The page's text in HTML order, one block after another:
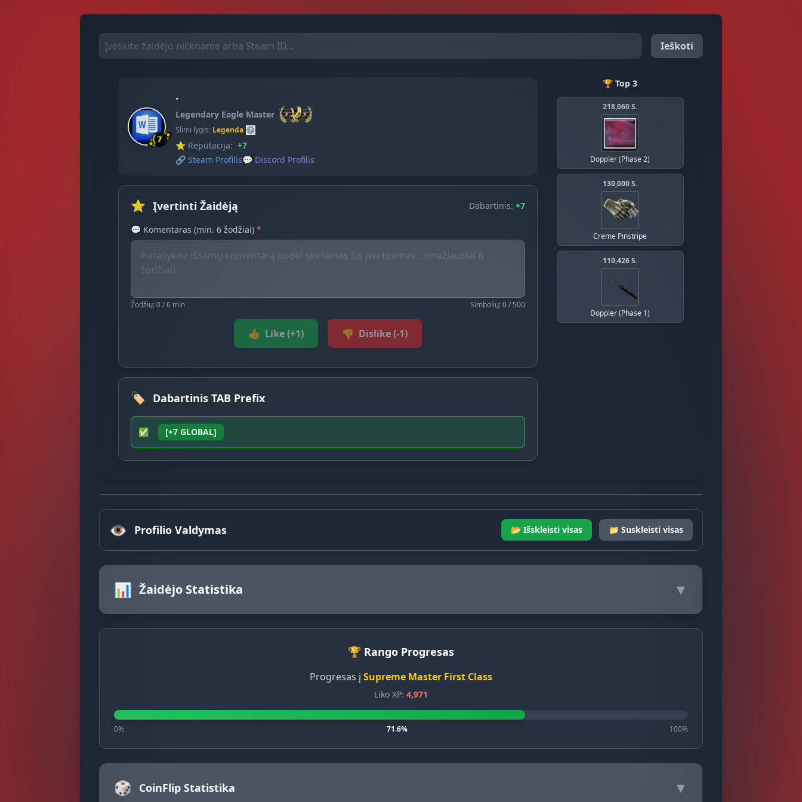
Ieškoti
.
Legendary Eagle Master
Slimi lygis: Legenda
⭐ Reputacija: +7
🔗 Steam Profilis💬 Discord Profilis
⭐ Įvertinti Žaidėją Dabartinis: +7
💬 Komentaras (min. 6 žodžiai)*
Žodžių: 0 / 6 min Simbolių: 0 / 500
👍 Like (+1) 👎 Dislike (-1)
🏷️ Dabartinis TAB Prefix
✅ [+7 GLOBAL]
🏆 Top 3
218,060 S.
Doppler (Phase 2)
130,000 S.
Creme Pinstripe
110,426 S.
Doppler (Phase 1)
👁️ Profilio Valdymas 📂 Išskleisti visas 📁 Suskleisti visas
📊 Žaidėjo Statistika ▼
🏆 Rango Progresas
Progresas į Supreme Master First Class
Liko XP: 4,971
0% 71.6% 100%
🎲 CoinFlip Statistika ▼